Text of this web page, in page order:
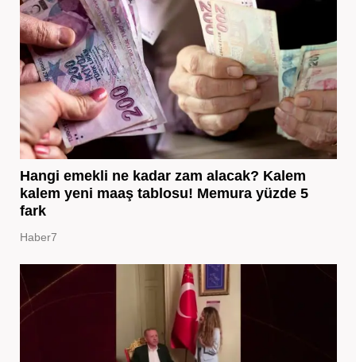
Hangi emekli ne kadar zam alacak? Kalem
kalem yeni maaş tablosu! Memura yüzde 5
fark
Haber7